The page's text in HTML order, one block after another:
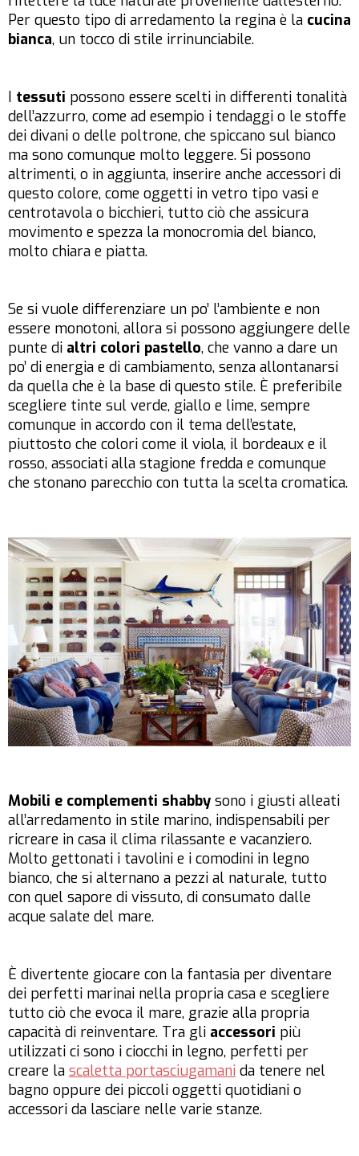
Per questo tipo di arredamento la regina è la cucina
bianca, un tocco di stile irrinunciabile.
I tessuti possono essere scelti in differenti tonalità
dell’azzurro, come ad esempio i tendaggi o le stoffe
dei divani o delle poltrone, che spiccano sul bianco
ma sono comunque molto leggere. Si possono
altrimenti, o in aggiunta, inserire anche accessori di
questo colore, come oggetti in vetro tipo vasi e
centrotavola o bicchieri, tutto ciò che assicura
movimento e spezza la monocromia del bianco,
molto chiara e piatta.
Se si vuole differenziare un po’ l’ambiente e non
essere monotoni, allora si possono aggiungere delle
punte di altri colori pastello, che vanno a dare un
po’ di energia e di cambiamento, senza allontanarsi
da quella che è la base di questo stile. È preferibile
scegliere tinte sul verde, giallo e lime, sempre
comunque in accordo con il tema dell’estate,
piuttosto che colori come il viola, il bordeaux e il
rosso, associati alla stagione fredda e comunque
che stonano parecchio con tutta la scelta cromatica.
Mobili e complementi shabby sono i giusti alleati
all’arredamento in stile marino, indispensabili per
ricreare in casa il clima rilassante e vacanziero.
Molto gettonati i tavolini e i comodini in legno
bianco, che si alternano a pezzi al naturale, tutto
con quel sapore di vissuto, di consumato dalle
acque salate del mare.
È divertente giocare con la fantasia per diventare
dei perfetti marinai nella propria casa e scegliere
tutto ciò che evoca il mare, grazie alla propria
capacità di reinventare. Tra gli accessori più
utilizzati ci sono i ciocchi in legno, perfetti per
creare la scaletta portasciugamani da tenere nel
bagno oppure dei piccoli oggetti quotidiani o
accessori da lasciare nelle varie stanze.